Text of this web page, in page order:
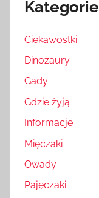
Kategorie
Ciekawostki
Dinozaury
Gady
Gdzie żyją
Informacje
Mięczaki
Owady
Pajęczaki